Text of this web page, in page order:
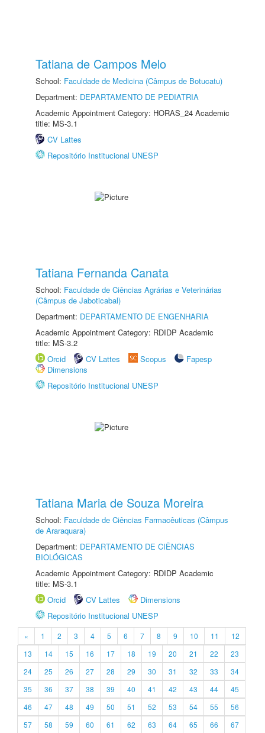
Tatiana de Campos Melo
School: Faculdade de Medicina (Câmpus de Botucatu)
Department: DEPARTAMENTO DE PEDIATRIA
Academic Appointment Category: HORAS_24 Academic
title: MS-3.1
CV Lattes
Repositório Institucional UNESP
Tatiana Fernanda Canata
School: Faculdade de Ciências Agrárias e Veterinárias
(Câmpus de Jaboticabal)
Department: DEPARTAMENTO DE ENGENHARIA
Academic Appointment Category: RDIDP Academic
title: MS-3.2
Orcid
CV Lattes Scopus
Fapesp
Dimensions
Repositório Institucional UNESP
Tatiana Maria de Souza Moreira
School: Faculdade de Ciências Farmacêuticas (Câmpus
de Araraquara)
Department: DEPARTAMENTO DE CIÊNCIAS
BIOLÓGICAS
Academic Appointment Category: RDIDP Academic
title: MS-3.1
Orcid
CV Lattes
Dimensions
Repositório Institucional UNESP
« 1 2 3 4 5 6 7 8 9 10 11
12
13
14 15 16 17 18 19 20 21 22
23
24
25 26 27 28 29 30 31 32 33
34
35
36 37 38 39 40 41 42 43 44
45
46
47 48 49 50 51 52 53 54 55
56
57
58 59 60 61 62 63 64 65 66
67